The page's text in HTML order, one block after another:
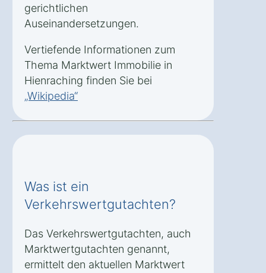
gerichtlichen
Auseinandersetzungen.
Vertiefende Informationen zum
Thema Marktwert Immobilie in
Hienraching finden Sie bei
„Wikipedia“
Was ist ein
Verkehrswertgutachten?
Das Verkehrswertgutachten, auch
Marktwertgutachten genannt,
ermittelt den aktuellen Marktwert